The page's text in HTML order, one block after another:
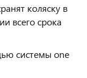
коляску в
всего срока
системы one